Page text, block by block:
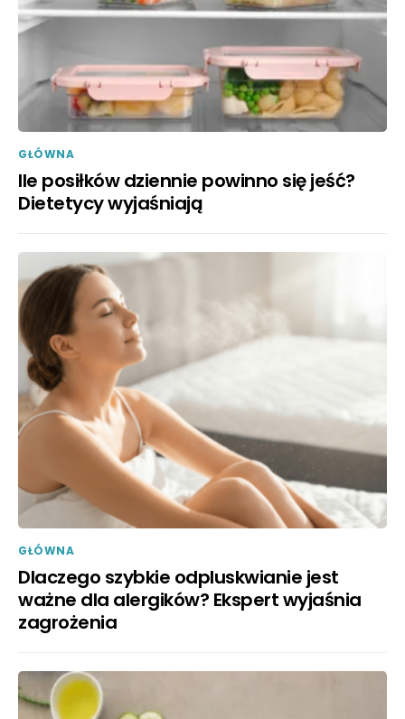
GŁÓWNA
Ile posiłków dziennie powinno się jeść?
Dietetycy wyjaśniają
GŁÓWNA
Dlaczego szybkie odpluskwianie jest
ważne dla alergików? Ekspert wyjaśnia
zagrożenia